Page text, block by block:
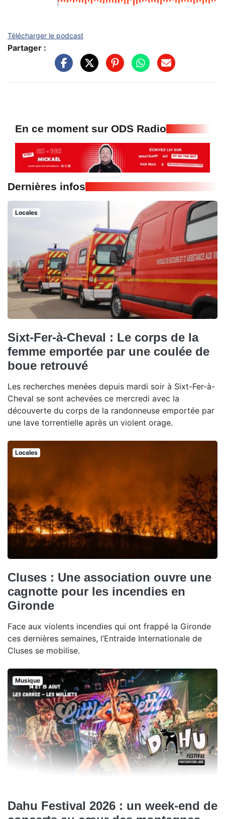
Télécharger le podcast
Partager :
En ce moment sur ODS Radio
Dernières infos
Locales
Sixt-Fer-à-Cheval : Le corps de la
femme emportée par une coulée de
boue retrouvé
Les recherches menées depuis mardi soir à Sixt-Fer-à-
Cheval se sont achevées ce mercredi avec la
découverte du corps de la randonneuse emportée par
une lave torrentielle après un violent orage.
Locales
Cluses : Une association ouvre une
cagnotte pour les incendies en
Gironde
Face aux violents incendies qui ont frappé la Gironde
ces dernières semaines, l’Entraide Internationale de
Cluses se mobilise.
Musique
Dahu Festival 2026 : un week-end de